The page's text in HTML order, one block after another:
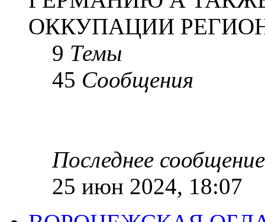
ОККУПАЦИИ
9 Темы
45 Сообщения
Последнее сообщение
25 июн 2024, 18:07